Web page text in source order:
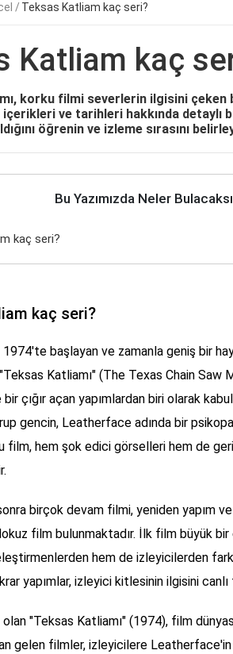
Teksas Katliam kaç seri?
Katliam kaç
korku filmi severlerin ilgisini çeken
ve tarihleri hakkında detaylı
öğrenin ve izleme sırasını
Bu Yazımızda Neler
kaç seri?
kaç seri?
1974'te başlayan ve zamanla geniş bir
Katliamı" (The Texas Chain Saw
çığır açan yapımlardan biri olarak
gencin, Leatherface adında bir
film, hem şok edici görselleri hem de
birçok devam filmi, yeniden yapım
film bulunmaktadır. İlk film büyük
hem de izleyicilerden
yapımlar, izleyici kitlesinin ilgisini canlı
olan "Teksas Katliamı" (1974), film
gelen filmler, izleyicilere Leatherface'in